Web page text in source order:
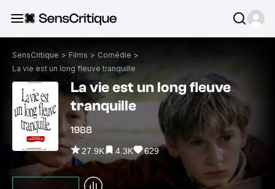
SensCritique > Films > Comédie >
La vie est un long fleuve tranquille
La vie est un long fleuve
tranquille
1988
27.9K 4.3K 629